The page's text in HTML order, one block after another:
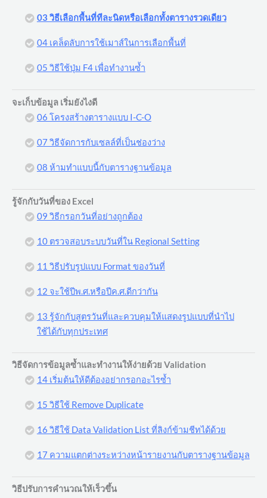
03 วิธีเลือกพื้นที่ทีละนิดหรือเลือกทั้งตารางรวดเดียว
04 เคล็ดลับการใช้เมาส์ในการเลือกพื้นที่
05 วิธีใช้ปุ่ม F4 เพื่อทำงานซ้ำ
จะเก็บข้อมูล เริ่มยังไงดี
06 โครงสร้างตารางแบบ I-C-O
07 วิธีจัดการกับเซลล์ที่เป็นช่องว่าง
08 ห้ามทำแบบนี้กับตารางฐานข้อมูล
รู้จักกับวันที่ของ Excel
09 วิธีกรอกวันที่อย่างถูกต้อง
10 ตรวจสอบระบบวันที่ใน Regional Setting
11 วิธีปรับรูปแบบ Format ของวันที่
12 จะใช้ปีพ.ศ.หรือปีค.ศ.ดีกว่ากัน
13 รู้จักกับสูตรวันที่และควบคุมให้แสดงรูปแบบที่นำไป
ใช้ได้กับทุกประเทศ
วิธีจัดการข้อมูลซ้ำและทำงานให้ง่ายด้วย Validation
14 เริ่มต้นให้ดีต้องอย่ากรอกอะไรซ้ำ
15 วิธีใช้ Remove Duplicate
16 วิธีใช้ Data Validation List ที่ลิงก์ข้ามชีทได้ด้วย
17 ความแตกต่างระหว่างหน้ารายงานกับตารางฐานข้อมูล
วิธีปรับการคำนวณให้เร็วขึ้น